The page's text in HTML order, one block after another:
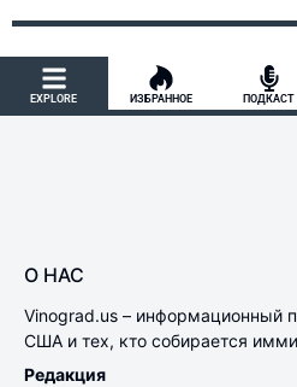
EXPLORE ИЗБРАННОЕ ПОДКАСТ
О НАС
Vinograd.us – информационный
США и тех, кто собирается
Редакция